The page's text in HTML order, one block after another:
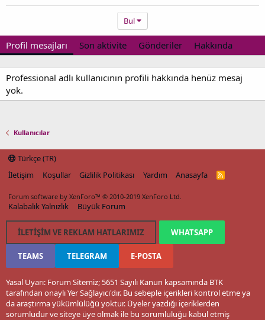
Bul
Profil mesajları Son aktivite Gönderiler Hakkında
Professional adlı kullanıcının profili hakkında henüz mesaj
yok.
Kullanıcılar
Türkçe (TR)
İletişim
Koşullar Gizlilik Politikası Yardım Anasayfa
R
Forum software by XenForo™ © 2010-2019 XenForo Ltd.
Kalabalık Yalnızlık Büyük Forum
İLETIŞIM VE REKLAM HATLARIMIZ WHATSAPP
TEAMS TELEGRAM E-POSTA
Yasal Uyarı: Forum Sitemiz; 5651 Sayılı Kanun kapsamında BTK
tarafından onaylı Yer Sağlayıcı'dır. Bu sebeple içerikleri kontrol etme ya
da araştırma yükümlülüğü yoktur. Üyeler yazdığı içeriklerden
sorumludur ve siteye üye olmak ile bu sorumluluğu kabul etmiş